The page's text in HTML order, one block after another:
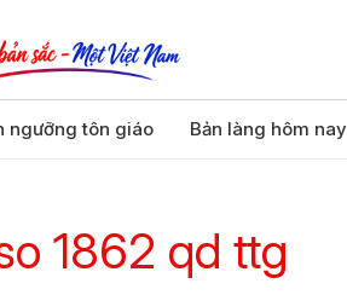
ngưỡng tôn giáo Bản làng hôm nay
1862 qd ttg